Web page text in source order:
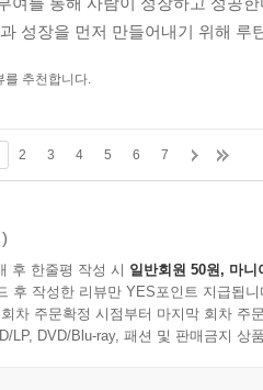
성장을 먼저 만들어내기 위해
를 추천합니다.
2 3 4 5 6 7
후 한줄평 작성 시 일반회원 50원, 마니
후 작성한 리뷰만 YES포인트 지급됩니
차 주문확정 시점부터 마지막 회차 주
LP, DVD/Blu-ray, 패션 및 판매금지 상